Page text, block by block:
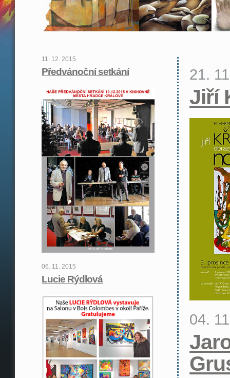
11. 12. 2015
Předvánoční setkání
06. 11. 2015
Lucie Rýdlová
21.
Jiří
04.